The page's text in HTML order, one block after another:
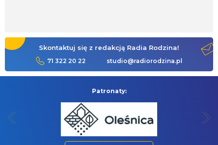
Skontaktuj się z redakcją Radia Rodzina!
71 322 20 22 studio@radiorodzina.pl
Patronaty: